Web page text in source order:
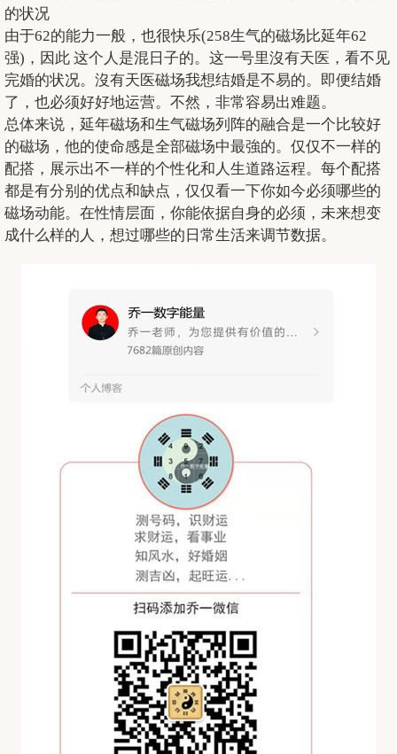
的状况
由于62的能力一般，也很快乐(258生气的磁场比延年62
强)，因此 这个人是混日子的。这一号里沒有天医，看不见
完婚的状况。沒有天医磁场我想结婚是不易的。即便结婚
了，也必须好好地运营。不然，非常容易出难题。
总体来说，延年磁场和生气磁场列阵的融合是一个比较好
的磁场，他的使命感是全部磁场中最強的。仅仅不一样的
配搭，展示出不一样的个性化和人生道路运程。每个配搭
都是有分别的优点和缺点，仅仅看一下你如今必须哪些的
磁场动能。在性情层面，你能依据自身的必须，未来想变
成什么样的人，想过哪些的日常生活来调节数据。